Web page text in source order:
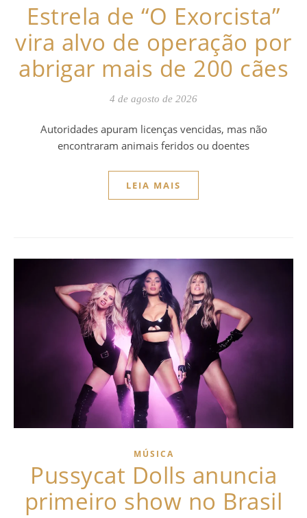
Estrela de “O Exorcista”
vira alvo de operação por
abrigar mais de 200 cães
4 de agosto de 2026
Autoridades apuram licenças vencidas, mas não
encontraram animais feridos ou doentes
LEIA MAIS
MÚSICA
Pussycat Dolls anuncia
primeiro show no Brasil